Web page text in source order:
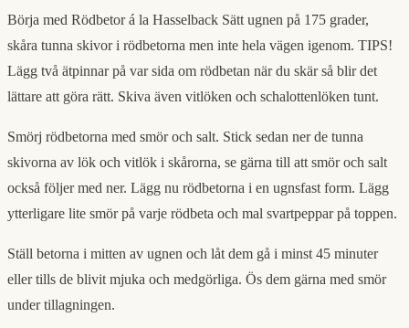
Börja med Rödbetor á la Hasselback Sätt ugnen på 175 grader,
skåra tunna skivor i rödbetorna men inte hela vägen igenom. TIPS!
Lägg två ätpinnar på var sida om rödbetan när du skär så blir det
lättare att göra rätt. Skiva även vitlöken och schalottenlöken tunt.
Smörj rödbetorna med smör och salt. Stick sedan ner de tunna
skivorna av lök och vitlök i skårorna, se gärna till att smör och salt
också följer med ner. Lägg nu rödbetorna i en ugnsfast form. Lägg
ytterligare lite smör på varje rödbeta och mal svartpeppar på toppen.
Ställ betorna i mitten av ugnen och låt dem gå i minst 45 minuter
eller tills de blivit mjuka och medgörliga. Ös dem gärna med smör
under tillagningen.